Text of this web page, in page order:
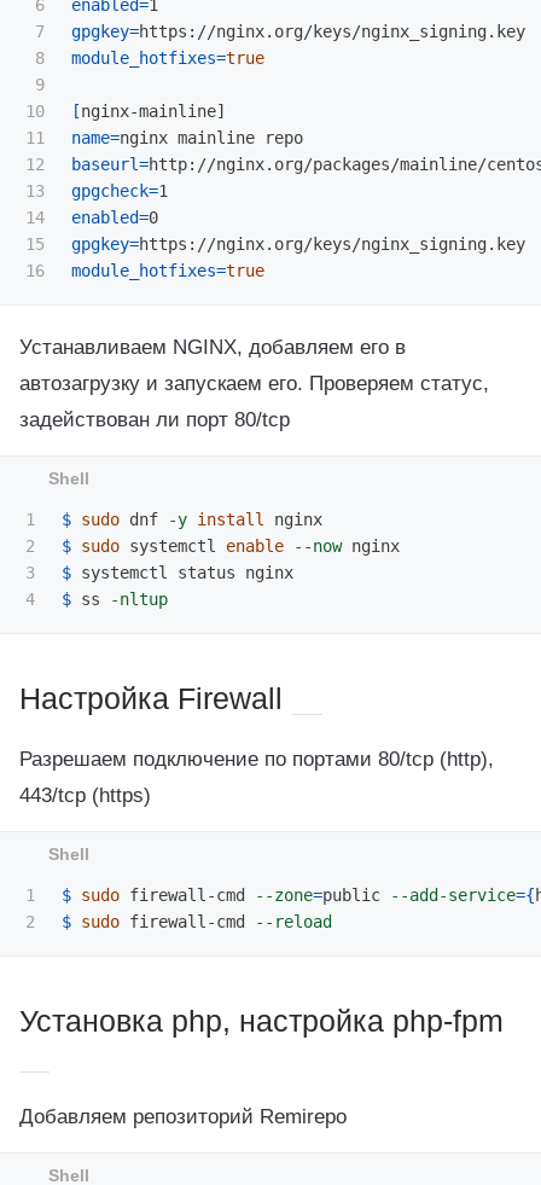
6
7
8
9
10
11
12
13
14
15
enabled=
gpgkey=
module_hotfixes=true
[
name=
baseurl=http://nginx.org/packages/mainline/
gpgcheck=
enabled=
gpgkey=
module_hotfixes=true
Устанавливаем NGINX, добавляем его в
автозагрузку и запускаем его. Проверяем статус,
задействован ли порт 80/tcp
1
2
3
$ sudo dnf -y install
$ sudo systemctl enable --now
$
$ ss -nltup
Настройка Firewall
Разрешаем подключение по портами 80/tcp (http),
443/tcp (https)
1
$ sudo firewall-cmd --zone=public --add-service={
$ sudo firewall-cmd --reload
Установка php, настройка php-fpm
Добавляем репозиторий Remirepo